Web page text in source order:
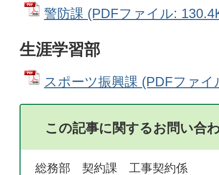
警防課 (PDFファイル:
生涯学習部
スポーツ振興課 (PDFファイ
この記事に関するお問い合
総務部 契約課 工事契約係